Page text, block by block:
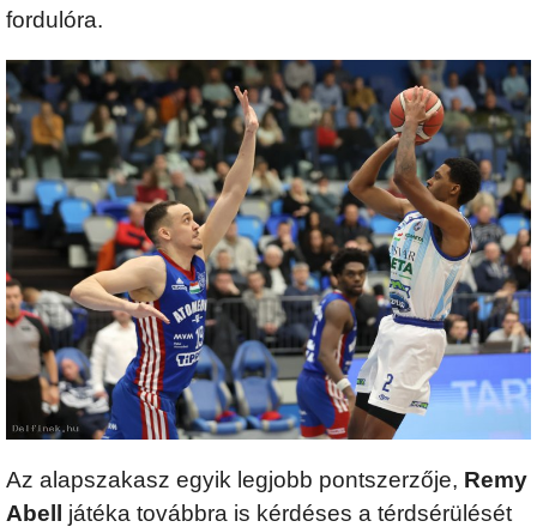
fordulóra.
Az alapszakasz egyik legjobb pontszerzője, Remy
Abell játéka továbbra is kérdéses a térdsérülését